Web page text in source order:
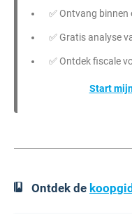
✅ Ontvang
✅ Gratis analyse
✅ Ontdek fiscale
Start
Ontdek de